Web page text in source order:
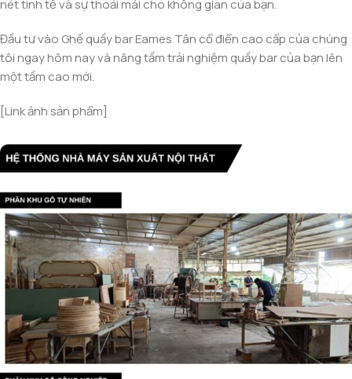
nét tinh tế và sự thoải mái cho không gian của bạn.
Đầu tư vào Ghế quầy bar Eames Tân cổ điển cao cấp của chúng
tôi ngay hôm nay và nâng tầm trải nghiệm quầy bar của bạn lên
một tầm cao mới.
[Link ảnh sản phẩm]